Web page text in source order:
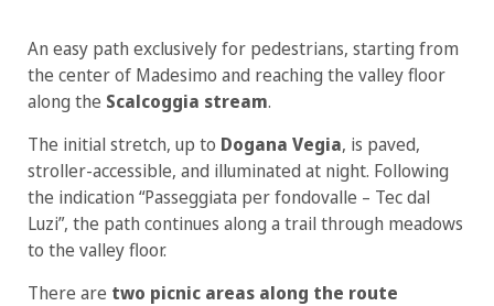
An easy path exclusively for pedestrians, starting from
the center of Madesimo and reaching the valley floor
along the Scalcoggia stream.
The initial stretch, up to Dogana Vegia, is paved,
stroller-accessible, and illuminated at night. Following
the indication “Passeggiata per fondovalle – Tec dal
Luzi”, the path continues along a trail through meadows
to the valley floor.
There are two picnic areas along the route